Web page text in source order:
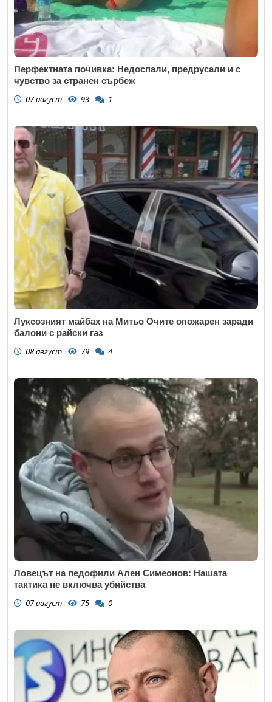
Перфектната почивка: Недоспали, предрусали и с
чувство за странен сърбеж
07 август 93 1
Луксозният майбах на Митьо Очите опожарен заради
балони с райски газ
08 август 79 4
Ловецът на педофили Ален Симеонов: Нашата
тактика не включва убийства
07 август 75 0